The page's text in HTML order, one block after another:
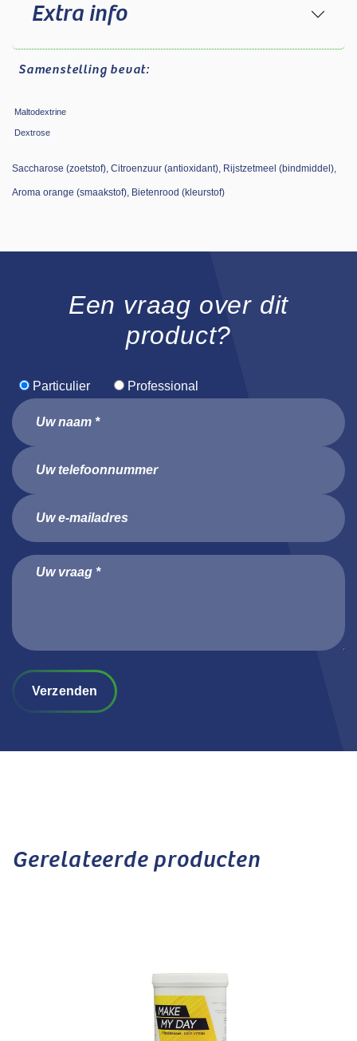
Extra info
Samenstelling bevat:
Maltodextrine
Dextrose
Saccharose (zoetstof), Citroenzuur (antioxidant), Rijstzetmeel (bindmiddel),
Aroma orange (smaakstof), Bietenrood (kleurstof)
Een vraag over dit
product?
Particulier Professional
Verzenden
Gerelateerde producten